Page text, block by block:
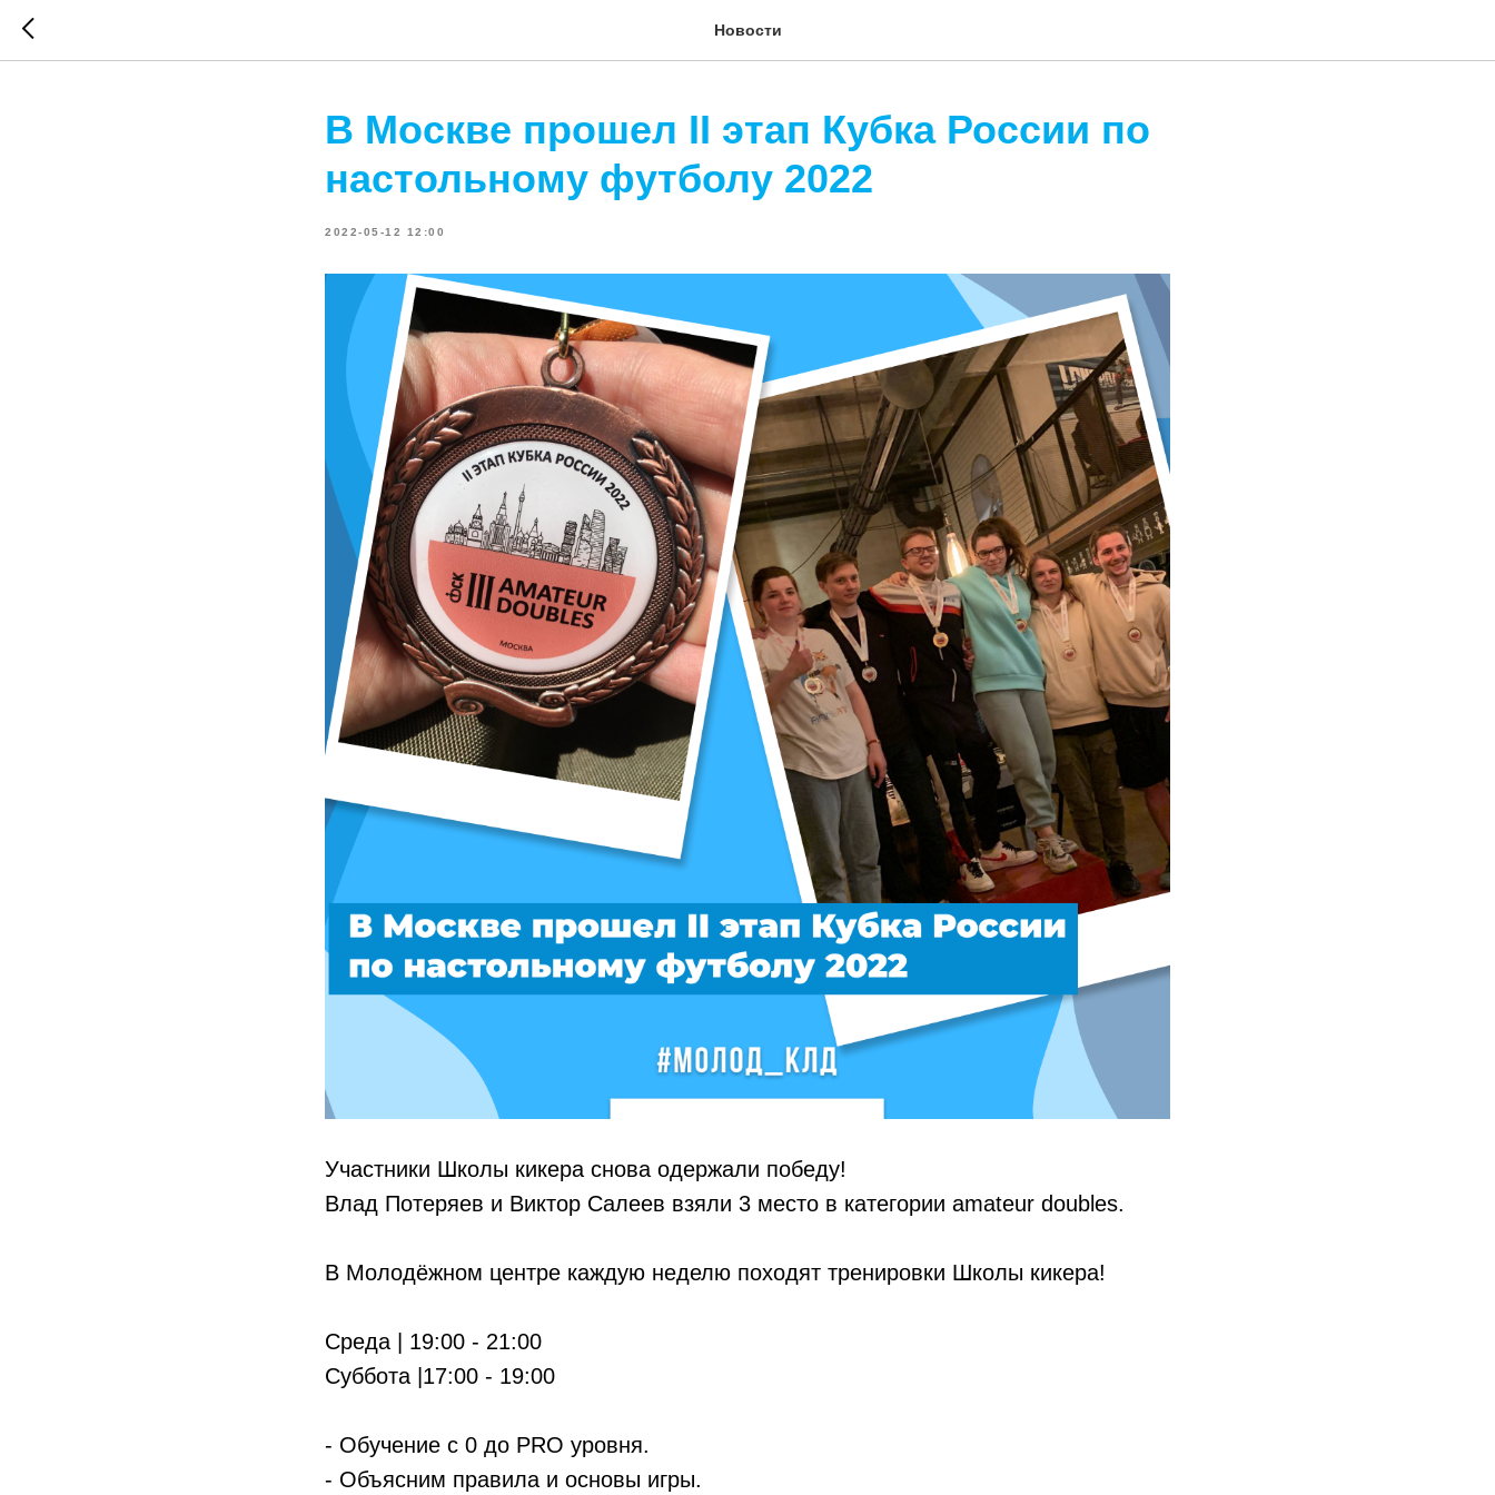
Новости
В Москве прошел II этап Кубка России по
настольному футболу 2022
2022-05-12 12:00
Участники Школы кикера снова одержали победу!
Влад Потеряев и Виктор Салеев взяли 3 место в категории amateur doubles.
В Молодёжном центре каждую неделю походят тренировки Школы кикера!
Среда | 19:00 - 21:00
Суббота |17:00 - 19:00
- Обучение с 0 до PRO уровня.
- Объясним правила и основы игры.